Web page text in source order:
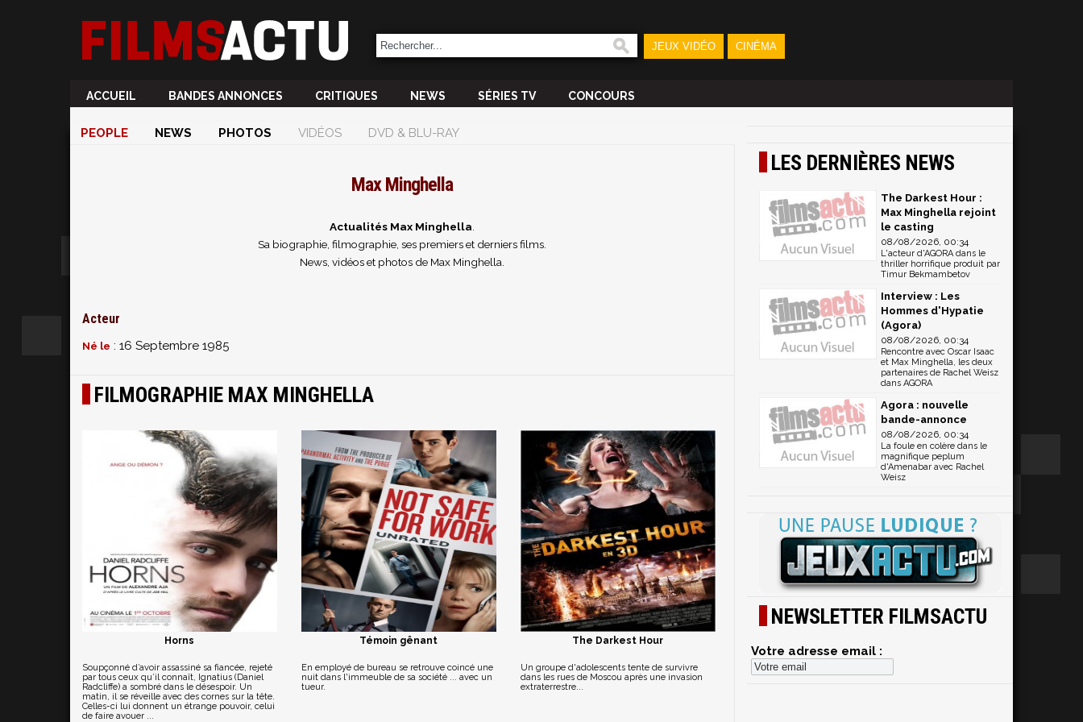
JEUX VIDÉO CINÉMA
ACCUEIL BANDES ANNONCES CRITIQUES NEWS SÉRIES TV CONCOURS
PEOPLE NEWS PHOTOS VIDÉOS DVD & BLU-RAY
Max Minghella
Actualités Max Minghella
Sa biographie, filmographie, ses premiers et derniers films.
News, vidéos et photos de Max Minghella.
Acteur
Né le : 16 Septembre 1985
FILMOGRAPHIE MAX MINGHELLA
Horns
Soupçonné d’avoir assassiné sa fiancée, rejeté
par tous ceux qu’il connaît, Ignatius (Daniel
Radcliffe) a sombré dans le désespoir. Un
matin, il se réveille avec des cornes sur la tête.
Celles-ci lui donnent un étrange pouvoir, celui
de faire avouer ...
Témoin gênant
En employé de bureau se retrouve coincé une
nuit dans l'immeuble de sa société ... avec un
tueur.
The Darkest Hour
Un groupe d'adolescents tente de survivre
dans les rues de Moscou après une invasion
extraterrestre...
LES DERNIÈRES NEWS
The Darkest Hour :
Max Minghella rejoint
le casting
08/08/2026, 00:34
L'acteur d'AGORA dans le
thriller horrifique produit par
Timur Bekmambetov
Interview : Les
Hommes d'Hypatie
(Agora)
08/08/2026, 00:34
Rencontre avec Oscar Isaac
et Max Minghella, les deux
partenaires de Rachel Weisz
dans AGORA
Agora : nouvelle
bande-annonce
08/08/2026, 00:34
La foule en colère dans le
magnifique peplum
d'Amenabar avec Rachel
Weisz
NEWSLETTER FILMSACTU
Votre adresse email :